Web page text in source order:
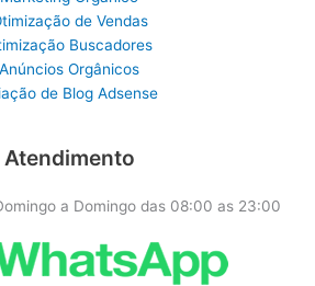
de Vendas
Buscadores
Anúncios Orgânicos
de Blog Adsense
Atendimento
a Domingo das 08:00 as 23:00